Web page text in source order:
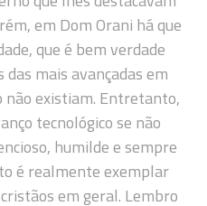
em Dom Orani há que
que é bem verdade
mais avançadas em
não existiam. Entretanto,
tecnológico se não
humilde e sempre
é realmente exemplar
em geral. Lembro